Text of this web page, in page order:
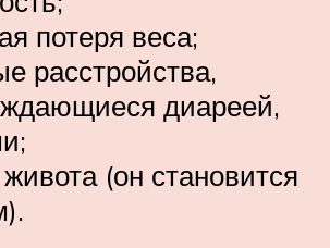
потеря веса;
расстройства,
диареей,
(он становится